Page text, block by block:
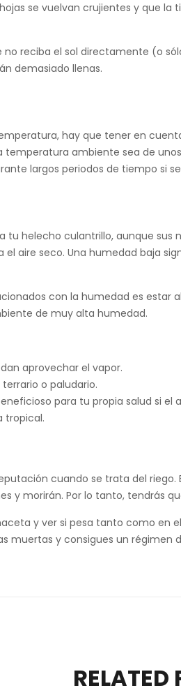
se vuelvan crujientes y que
reciba el sol directamente (o
demasiado llenas.
hay que tener en
temperatura ambiente sea de
largos periodos de tiempo si
helecho culantrillo, aunque
aire seco. Una humedad baja
con la humedad es estar
de muy alta humedad.
aprovechar el vapor.
o paludario.
para tu propia salud si el
tropical.
cuando se trata del
y morirán. Por lo tanto, tendrás
y ver si pesa tanto como en
muertas y consigues un régimen
RELATED